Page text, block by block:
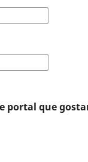
portal que